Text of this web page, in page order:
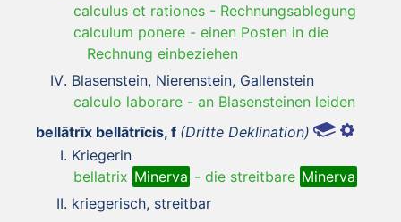
calculus et rationes - Rechnungsablegung
calculum ponere - einen Posten in die
Rechnung einbeziehen
Blasenstein, Nierenstein, Gallenstein
calculo laborare - an Blasensteinen leiden
bellātrīx bellātrīcis, f (Dritte Deklination)
Kriegerin
bellatrix Minerva - die streitbare Minerva
kriegerisch, streitbar